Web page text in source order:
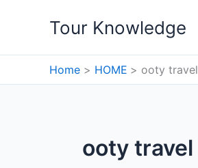
Tour Knowledge
Home HOME ooty travel
ooty travel